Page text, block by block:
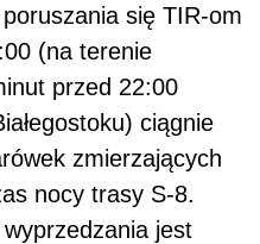
się TIR-om
(na terenie
przed 22:00
ciągnie
zmierzających
nocy trasy S-8.
jest